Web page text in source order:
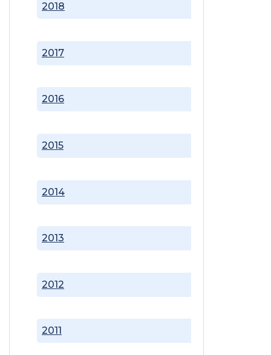
2011
2012
2013
2014
2015
2016
2017
2018